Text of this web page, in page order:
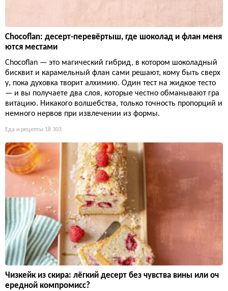
Chocoflan: десерт-перевёртыш, где шоколад и флан меня
ются местами
Chocoflan — это магический гибрид, в котором шоколадный
бисквит и карамельный флан сами решают, кому быть сверх
у, пока духовка творит алхимию. Один тест на жидкое тесто
— и вы получаете два слоя, которые честно обманывают гра
витацию. Никакого волшебства, только точность пропорций и
немного нервов при извлечении из формы.
Еда и рецепты 18 303
Чизкейк из скира: лёгкий десерт без чувства вины или оч
ередной компромисс?